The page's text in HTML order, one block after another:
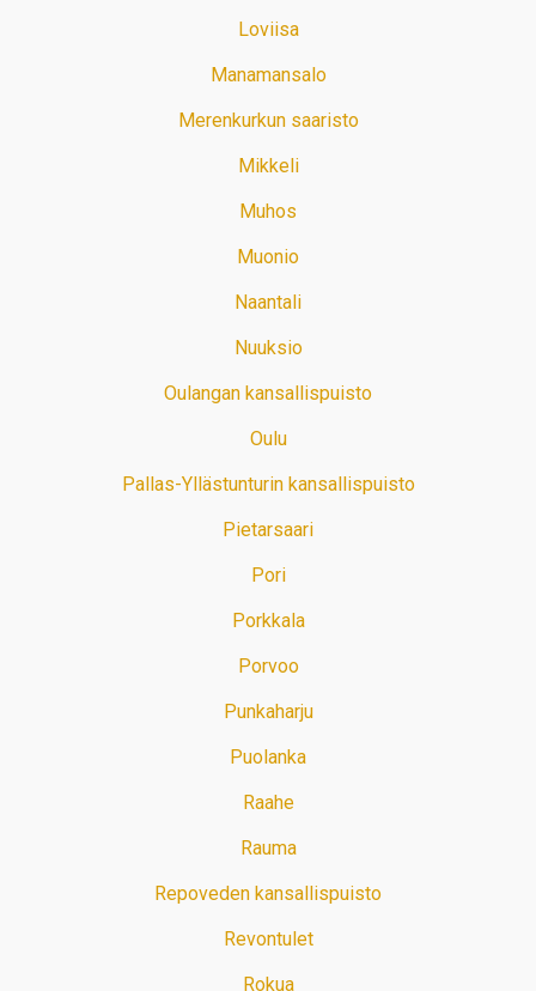
Loviisa
Manamansalo
Merenkurkun saaristo
Mikkeli
Muhos
Muonio
Naantali
Nuuksio
Oulangan kansallispuisto
Oulu
Pallas-Yllästunturin kansallispuisto
Pietarsaari
Pori
Porkkala
Porvoo
Punkaharju
Puolanka
Raahe
Rauma
Repoveden kansallispuisto
Revontulet
Rokua